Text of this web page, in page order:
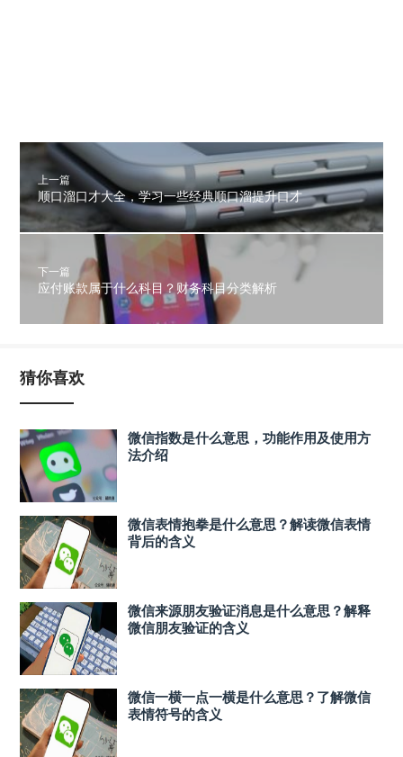
上一篇
顺口溜口才大全，学习一些经典顺口溜提升口才
下一篇
应付账款属于什么科目？财务科目分类解析
猜你喜欢
微信指数是什么意思，功能作用及使用方
法介绍
微信表情抱拳是什么意思？解读微信表情
背后的含义
微信来源朋友验证消息是什么意思？解释
微信朋友验证的含义
微信一横一点一横是什么意思？了解微信
表情符号的含义